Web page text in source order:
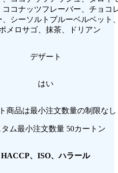
ココナッツフレーバー、チョコ
、シーソルトブルーベルベット
メロサゴ、抹茶、ドリアン
デザート
はい
商品は最小注文数量の制限なし
タム最小注文数量 50カートン
HACCP、ISO、ハラール